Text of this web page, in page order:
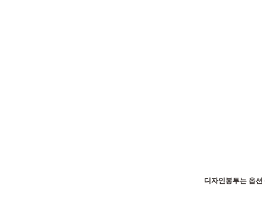
디자인봉투는 옵